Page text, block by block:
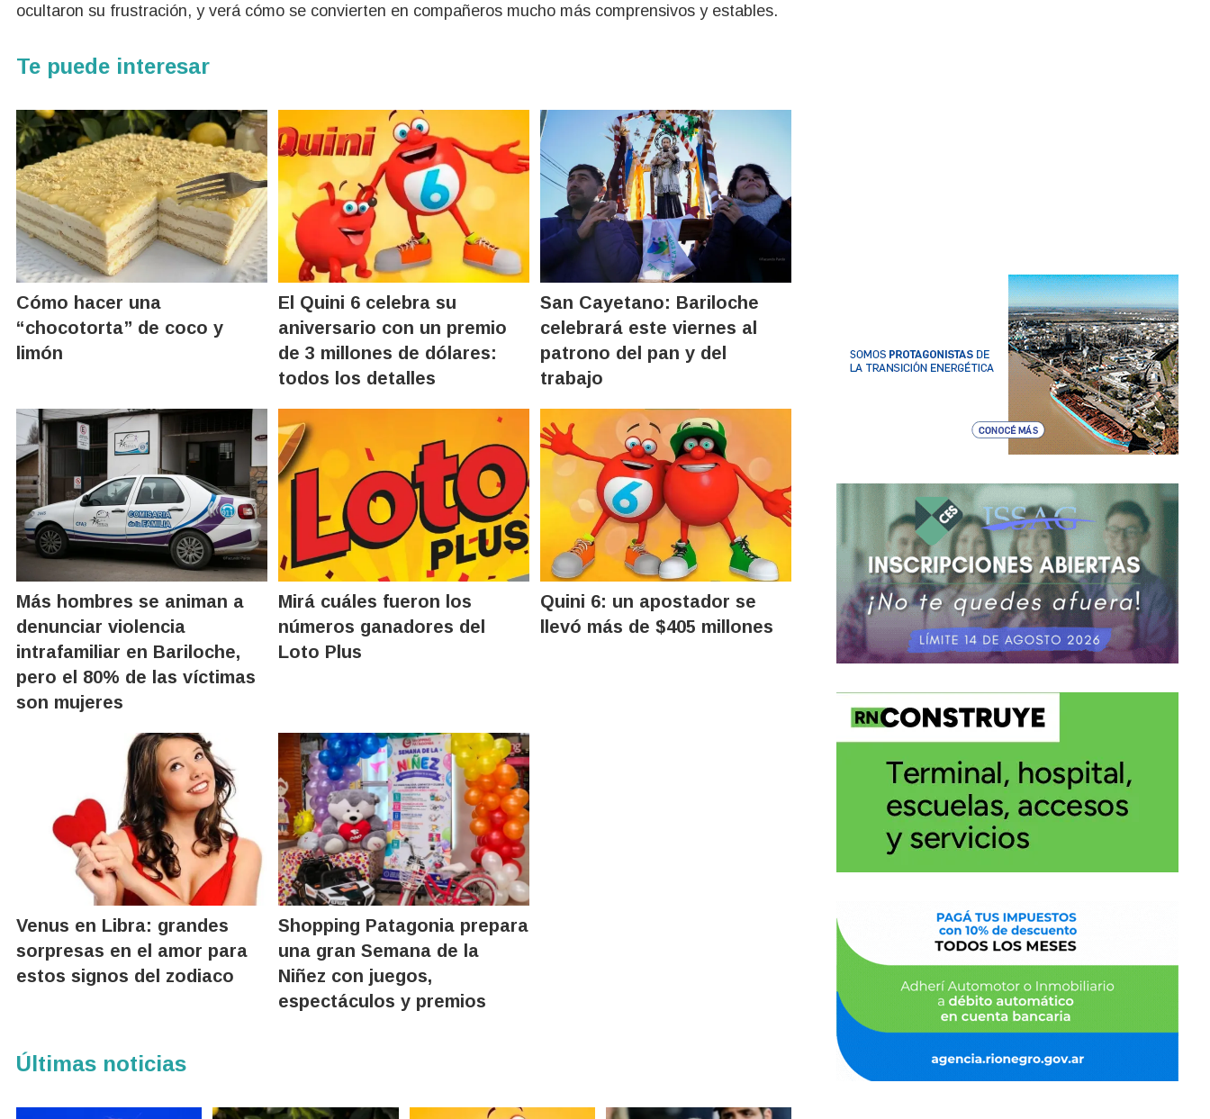
ocultaron su frustración, y verá cómo se convierten en compañeros mucho más comprensivos y estables.
Te puede interesar
Cómo hacer una
“chocotorta” de coco y
limón
El Quini 6 celebra su
aniversario con un premio
de 3 millones de dólares:
todos los detalles
San Cayetano: Bariloche
celebrará este viernes al
patrono del pan y del
trabajo
Más hombres se animan a
denunciar violencia
intrafamiliar en Bariloche,
pero el 80% de las víctimas
son mujeres
Mirá cuáles fueron los
números ganadores del
Loto Plus
Quini 6: un apostador se
llevó más de $405 millones
Venus en Libra: grandes
sorpresas en el amor para
estos signos del zodiaco
Shopping Patagonia prepara
una gran Semana de la
Niñez con juegos,
espectáculos y premios
Últimas noticias